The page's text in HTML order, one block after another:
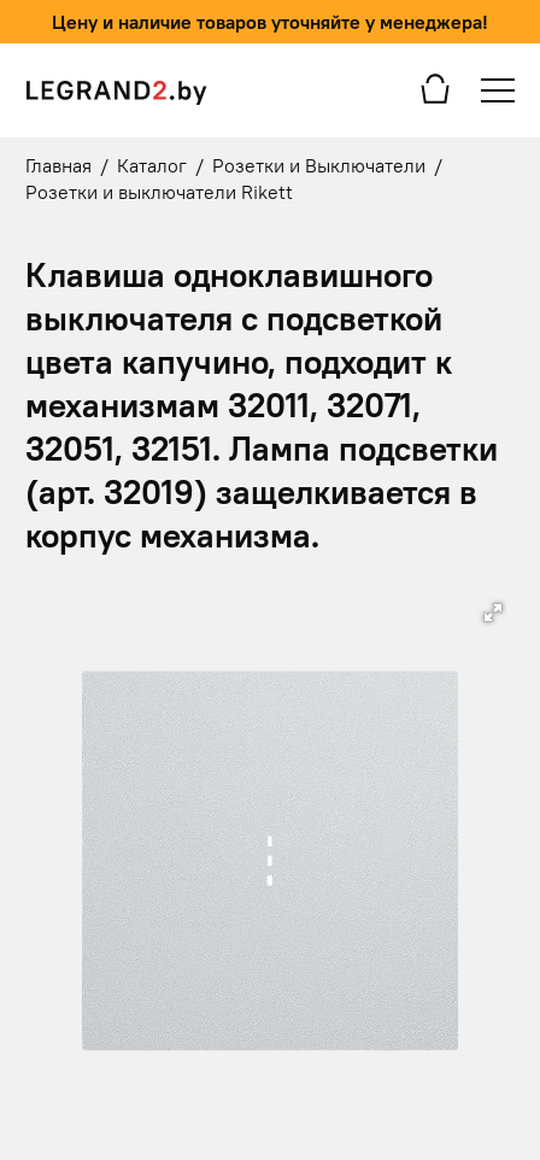
Цену и наличие товаров уточняйте у менеджера!
Главная / Каталог / Розетки и Выключатели /
Розетки и выключатели Rikett
Клавиша одноклавишного
выключателя с подсветкой
цвета капучино, подходит к
механизмам 32011, 32071,
32051, 32151. Лампа подсветки
(арт. 32019) защелкивается в
корпус механизма.